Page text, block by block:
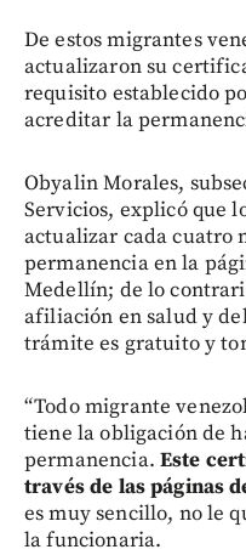
De estos migrantes
actualizaron su
requisito establecido
acreditar la
Obyalin Morales,
Servicios, explicó que
actualizar cada cuatro
permanencia en la
Medellín; de lo
afiliación en salud y
trámite es gratuito y
“Todo migrante
tiene la obligación de
permanencia. Este
través de las páginas
es muy sencillo, no le
la funcionaria.